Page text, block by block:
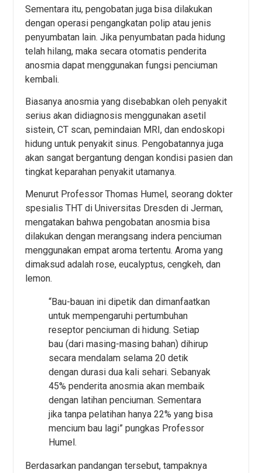
Sementara itu, pengobatan juga bisa dilakukan
dengan operasi pengangkatan polip atau jenis
penyumbatan lain. Jika penyumbatan pada hidung
telah hilang, maka secara otomatis penderita
anosmia dapat menggunakan fungsi penciuman
kembali.
Biasanya anosmia yang disebabkan oleh penyakit
serius akan didiagnosis menggunakan asetil
sistein, CT scan, pemindaian MRI, dan endoskopi
hidung untuk penyakit sinus. Pengobatannya juga
akan sangat bergantung dengan kondisi pasien dan
tingkat keparahan penyakit utamanya.
Menurut Professor Thomas Humel, seorang dokter
spesialis THT di Universitas Dresden di Jerman,
mengatakan bahwa pengobatan anosmia bisa
dilakukan dengan merangsang indera penciuman
menggunakan empat aroma tertentu. Aroma yang
dimaksud adalah rose, eucalyptus, cengkeh, dan
lemon.
“Bau-bauan ini dipetik dan dimanfaatkan
untuk mempengaruhi pertumbuhan
reseptor penciuman di hidung. Setiap
bau (dari masing-masing bahan) dihirup
secara mendalam selama 20 detik
dengan durasi dua kali sehari. Sebanyak
45% penderita anosmia akan membaik
dengan latihan penciuman. Sementara
jika tanpa pelatihan hanya 22% yang bisa
mencium bau lagi” pungkas Professor
Humel.
Berdasarkan pandangan tersebut, tampaknya